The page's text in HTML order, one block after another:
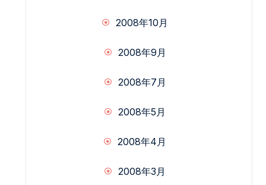
2008年10月
2008年9月
2008年7月
2008年5月
2008年4月
2008年3月